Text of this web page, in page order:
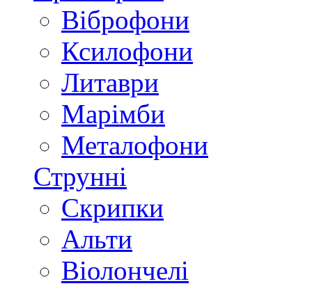
Віброфони
Ксилофони
Литаври
Марімби
Металофони
Струнні
Скрипки
Альти
Віолончелі